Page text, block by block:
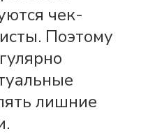
чек-
Поэтому
лишние